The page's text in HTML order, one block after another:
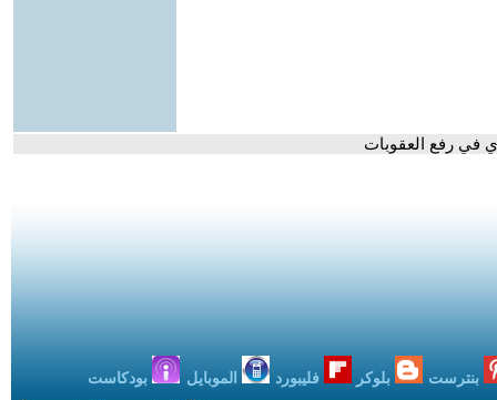
في رفع العقوبات
بنترست بلوكر فليبورد الموبايل بودكاست